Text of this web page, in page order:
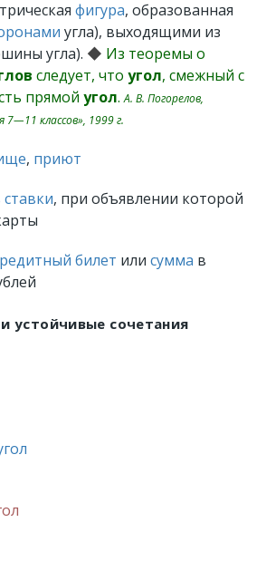
фигура, образованная
угла), выходящими из
угла). ◆ Из теоремы о
следует, что угол, смежный с
прямой угол.А. В. Погорелов,
7—11 классов», 1999 г.
, приют
ставки, при объявлении которой
билет или сумма в
устойчивые сочетания